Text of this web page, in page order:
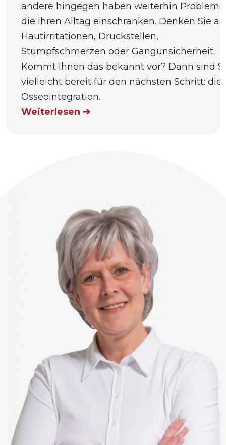
andere hingegen haben weiterhin
die ihren Alltag einschränken. Denken Sie an
Hautirritationen, Druckstellen,
Stumpfschmerzen oder Gangunsicherheit.
Kommt Ihnen das bekannt vor? Dann sind
vielleicht bereit für den nächsten Schritt: die
Osseointegration.
Weiterlesen ➔